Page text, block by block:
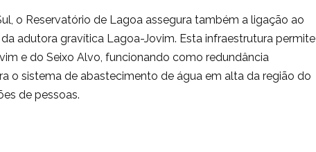
o Reservatório de Lagoa assegura também a ligação ao
adutora gravítica Lagoa-Jovim. Esta infraestrutura permite
e do Seixo Alvo, funcionando como redundância
o sistema de abastecimento de água em alta da região do
de pessoas.